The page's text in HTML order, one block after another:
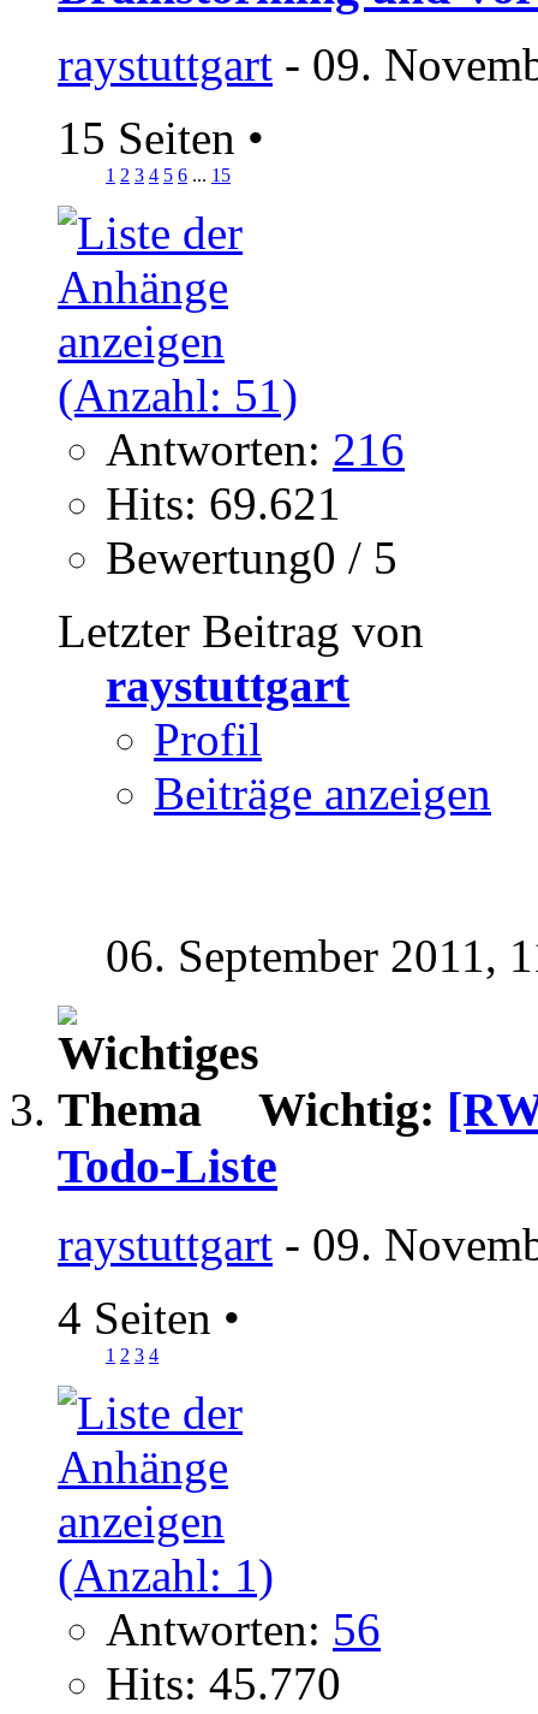
raystuttgart - 09.
15 Seiten •
1 2 3 4 5 6 ... 15
Antworten: 216
Hits: 69.621
Bewertung0 / 5
Letzter Beitrag von
raystuttgart
Profil
Beiträge anzeigen
06. September 2011,
Wichtig:
Todo-Liste
raystuttgart - 09.
4 Seiten •
1 2 3 4
Antworten: 56
Hits: 45.770